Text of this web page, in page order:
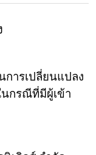
การเปลี่ยนแปลง
นกรณีที่มีผู้เข้า